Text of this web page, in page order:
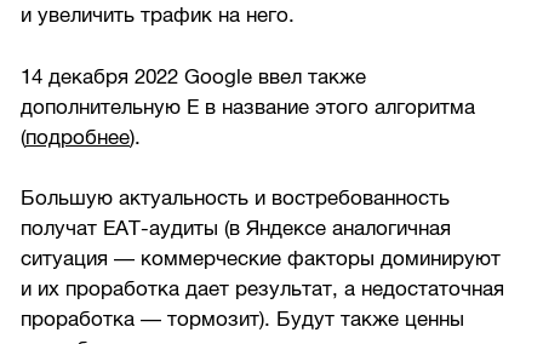
и увеличить трафик на него.
14 декабря 2022 Google ввел также
дополнительную Е в название этого алгоритма
(подробнее).
Большую актуальность и востребованность
получат EAT-аудиты (в Яндексе аналогичная
ситуация — коммерческие факторы доминируют
и их проработка дает результат, а недостаточная
проработка — тормозит). Будут также ценны